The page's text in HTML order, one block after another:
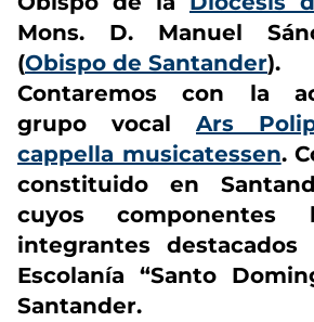
Mons. D. Manuel
(Obispo de Santander).
Contaremos con la
grupo vocal Ars
cappella musicatessen.
constituido en
cuyos componentes
integrantes
Escolanía “Santo
Santander.